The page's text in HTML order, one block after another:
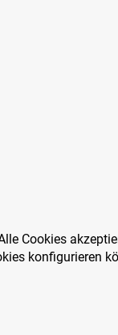
Cookies
konfigurieren